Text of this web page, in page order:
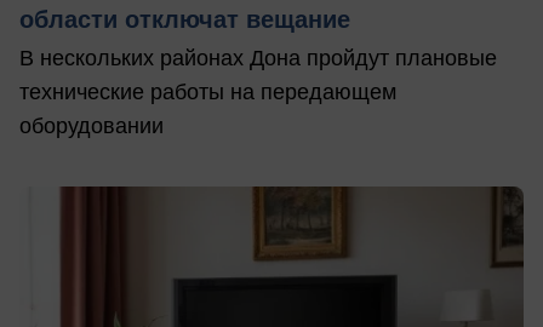
области отключат вещание
В нескольких районах Дона пройдут плановые
технические работы на передающем
оборудовании